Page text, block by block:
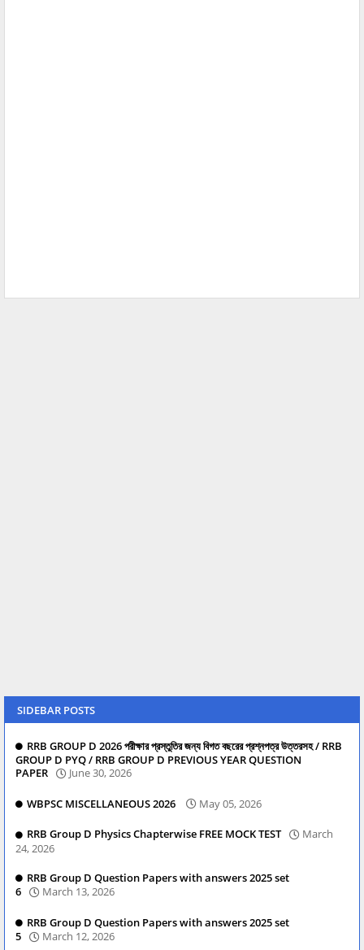
SIDEBAR POSTS
RRB GROUP D 2026 পরীক্ষার প্রস্তুতির জন্য বিগত বছরের প্রশ্নপত্র উত্তরসহ / RRB
GROUP D PYQ / RRB GROUP D PREVIOUS YEAR QUESTION
PAPER
June 30, 2026
WBPSC MISCELLANEOUS 2026 May 05, 2026
RRB Group D Physics Chapterwise FREE MOCK TEST
March
24, 2026
RRB Group D Question Papers with answers 2025 set
6
March 13, 2026
RRB Group D Question Papers with answers 2025 set
5
March 12, 2026